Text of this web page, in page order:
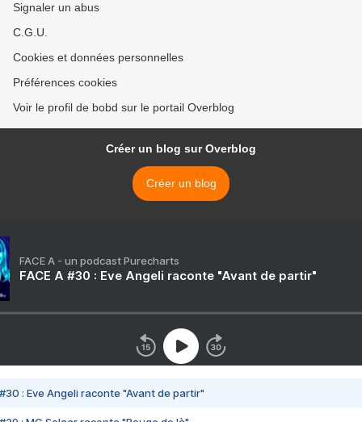
Signaler un abus
C.G.U.
Cookies et données personnelles
Préférences cookies
Voir le profil de bobd sur le portail Overblog
Créer un blog sur Overblog
Créer un blog
FACE A - un podcast Purecharts
FACE A #30 : Eve Angeli raconte "Avant de partir"
#30 : Eve Angeli raconte "Avant de partir"